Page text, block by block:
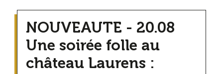
NOUVEAUTE - 20.08
Une soirée folle au
château Laurens :